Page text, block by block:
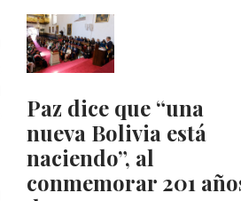
Paz dice que “una
nueva Bolivia está
naciendo”, al
conmemorar 201